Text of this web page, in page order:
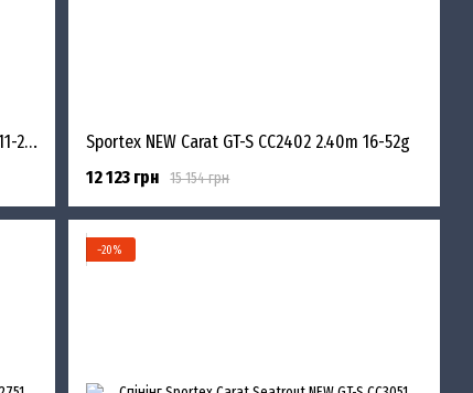
Спінінг Sportex Carat GT-S CC2401 2.40m 11-28g NEW Sportex NEW Carat GT-S CC2402 2.40m 16-52g
15 154 грн
12 123 грн
−20%